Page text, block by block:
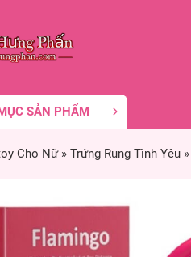
SẢN PHẨM
Cho Nữ» Trứng Rung Tình Yêu »